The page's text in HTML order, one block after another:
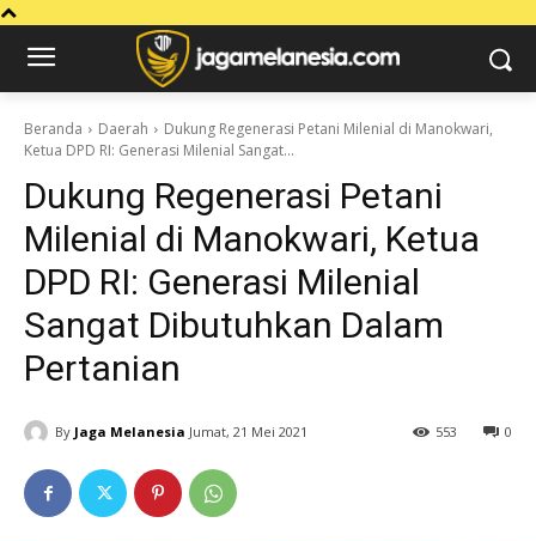
Beranda Daerah
Dukung Regenerasi Petani Milenial di Manokwari,
Ketua DPD RI: Generasi Milenial Sangat...
Dukung Regenerasi Petani
Milenial di Manokwari, Ketua
DPD RI: Generasi Milenial
Sangat Dibutuhkan Dalam
Pertanian
By Jaga Melanesia Jumat, 21 Mei 2021 0
553